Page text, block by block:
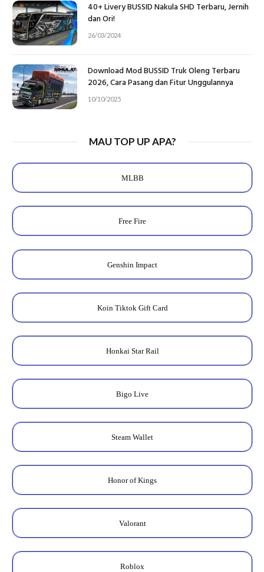
40+ Livery BUSSID Nakula SHD Terbaru, Jernih
dan Ori!
26/03/2024
Download Mod BUSSID Truk Oleng Terbaru
2026, Cara Pasang dan Fitur Unggulannya
10/10/2025
MAU TOP UP APA?
MLBB
Free Fire
Genshin Impact
Koin Tiktok Gift Card
Honkai Star Rail
Bigo Live
Steam Wallet
Honor of Kings
Valorant
Roblox